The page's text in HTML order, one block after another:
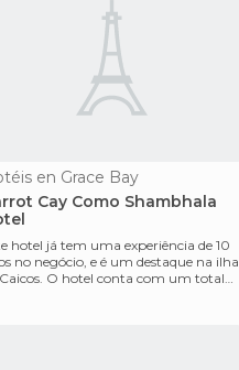
en Grace Bay
Cay Como Shambhala
hotel já tem uma experiência de 10
no negócio, e é um destaque na ilha
O hotel conta com um total